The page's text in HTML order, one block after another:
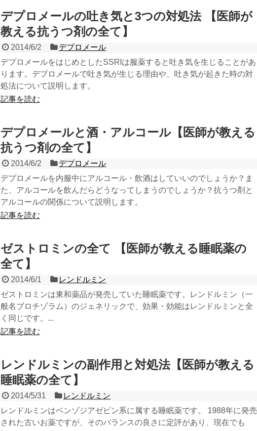
デプロメールの吐き気と3つの対処法 【医師が
教える抗うつ剤の全て】
2014/6/2
デプロメール
デプロメールをはじめとしたSSRIは服薬すると吐き気を生じることがあ
ります。デプロメールで吐き気が生じる理由や、吐き気が起きた時の対
処法について説明します。
記事を読む
デプロメールと酒・アルコール【医師が教える
抗うつ剤の全て】
2014/6/2
デプロメール
デプロメールを内服中にアルコール・飲酒はしていいのでしょうか？ま
た、アルコールを飲んだらどうなってしまうのでしょうか？抗うつ剤と
アルコールの関係について説明します。
記事を読む
ゼストロミンの全て 【医師が教える睡眠薬の
全て】
2014/6/1
レンドルミン
ゼストロミンは東和薬品が発売していた睡眠薬です。レンドルミン（一
般名ブロチゾラム）のジェネリックで、効果・効能はレンドルミンと全
く同じです。...
記事を読む
レンドルミンの副作用と対処法【医師が教える
睡眠薬の全て】
2014/5/31
レンドルミン
レンドルミンはベンゾジアゼピン系に属する睡眠薬です。 1988年に発売
された古いお薬ですが、そのバランスの良さに定評があり、現在でも